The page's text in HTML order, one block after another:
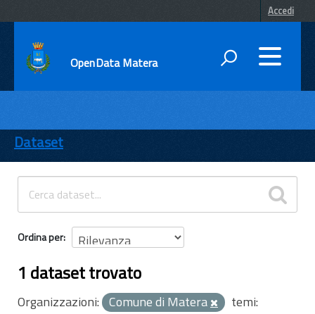
Accedi
OpenData Matera
ENTI
TEMI
INFORMAZIONI
Dataset
Ordina per
1 dataset trovato
Organizzazioni: Comune di Matera
temi: